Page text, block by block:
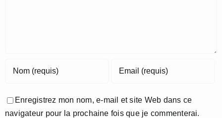
Enregistrez mon nom, e-mail et site Web dans ce
navigateur pour la prochaine fois que je commenterai.